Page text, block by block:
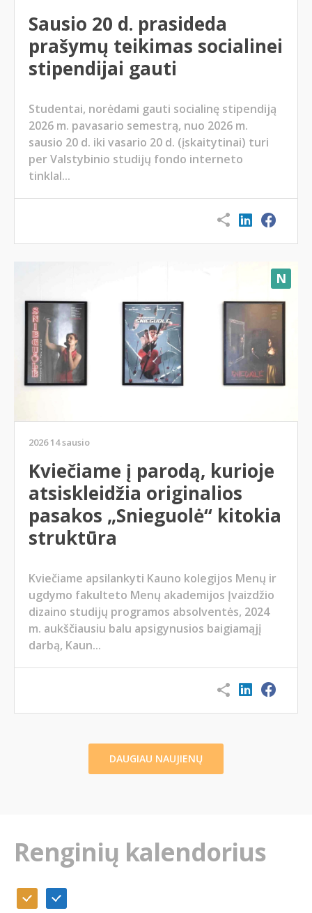
Sausio 20 d. prasideda
prašymų teikimas socialinei
stipendijai gauti
Studentai, norėdami gauti socialinę stipendiją
2026 m. pavasario semestrą, nuo 2026 m.
sausio 20 d. iki vasario 20 d. (įskaitytinai) turi
per Valstybinio studijų fondo interneto
tinklal...
N
2026 14 sausio
Kviečiame į parodą, kurioje
atsiskleidžia originalios
pasakos „Snieguolė“ kitokia
struktūra
Kviečiame apsilankyti Kauno kolegijos Menų ir
ugdymo fakulteto Menų akademijos Įvaizdžio
dizaino studijų programos absolventės, 2024
m. aukščiausiu balu apsigynusios baigiamąjį
darbą, Kaun...
DAUGIAU NAUJIENŲ
Renginių kalendorius